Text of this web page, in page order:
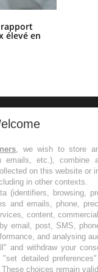
élevé en
les semaines les
, we wish to store
emails, etc.), combine
on this website or
in other contexts.
(identifiers, browsing,
and emails, phone,
content,
email, post, SMS,
and analysing
and withdraw your
detailed
choices remain